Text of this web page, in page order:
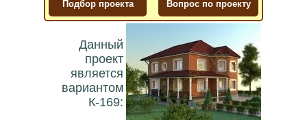
Данный
проект
является
вариантом
К-169: